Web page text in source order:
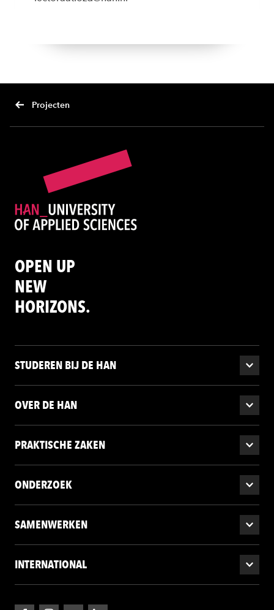
Projecten
OPEN UP
NEW
HORIZONS.
STUDEREN BIJ DE HAN
OVER DE HAN
PRAKTISCHE ZAKEN
ONDERZOEK
SAMENWERKEN
INTERNATIONAL